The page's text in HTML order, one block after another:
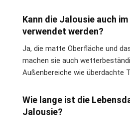
Kann die Jalousie auch
verwendet werden?
Ja, die matte Oberfläche und
machen sie auch
Außenbereiche wie überdachte
Wie lange ist die
Jalousie?